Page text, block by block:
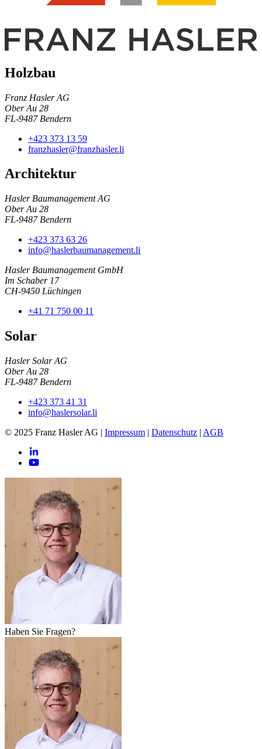
Holzbau
Franz Hasler AG
Ober Au 28
FL-9487 Bendern
+423 373 13 59
franzhasler@franzhasler.li
Architektur
Hasler Baumanagement AG
Ober Au 28
FL-9487 Bendern
+423 373 63 26
info@haslerbaumanagement.li
Hasler Baumanagement GmbH
Im Schaber 17
CH-9450 Lüchingen
+41 71 750 00 11
Solar
Hasler Solar AG
Ober Au 28
FL-9487 Bendern
+423 373 41 31
info@haslersolar.li
© 2025 Franz Hasler AG | Impressum | Datenschutz | AGB
Haben Sie Fragen?